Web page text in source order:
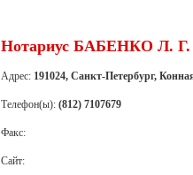
Нотариус БАБЕНКО Л. Г.
Адрес: 191024, Санкт-Петербург,
Телефон(ы): (812) 7107679
Факс:
Сайт: